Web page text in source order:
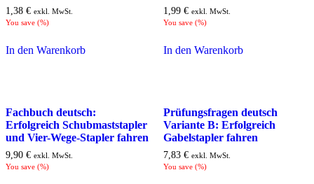
1,38 € exkl. MwSt.
You save (%)
In den Warenkorb
1,99 € exkl. MwSt.
You save (%)
In den Warenkorb
Fachbuch deutsch:
Erfolgreich Schubmaststapler
und Vier-Wege-Stapler fahren
9,90 € exkl. MwSt.
You save (%)
Prüfungsfragen deutsch
Variante B: Erfolgreich
Gabelstapler fahren
7,83 € exkl. MwSt.
You save (%)